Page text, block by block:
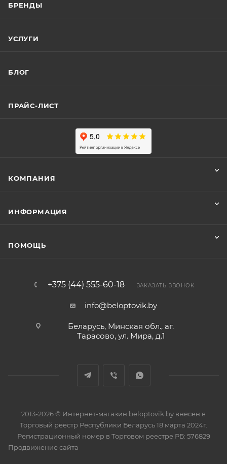
БРЕНДЫ
УСЛУГИ
БЛОГ
ПРАЙС-ЛИСТ
КОМПАНИЯ
ИНФОРМАЦИЯ
ПОМОЩЬ
+375 (44) 555-60-18 ЗАКАЗАТЬ ЗВОНОК
info@beloptovik.by
Беларусь, Минская обл., аг.
Тарасово, ул. Мира, д.1
2013-2026 © Интернет-магазин beloptovik.by внесен в
Торговый реестр Республики Беларусь 18 марта 2024г.
Регистрационный номер в Торговом реестре РБ: 576829
Продвижение сайта